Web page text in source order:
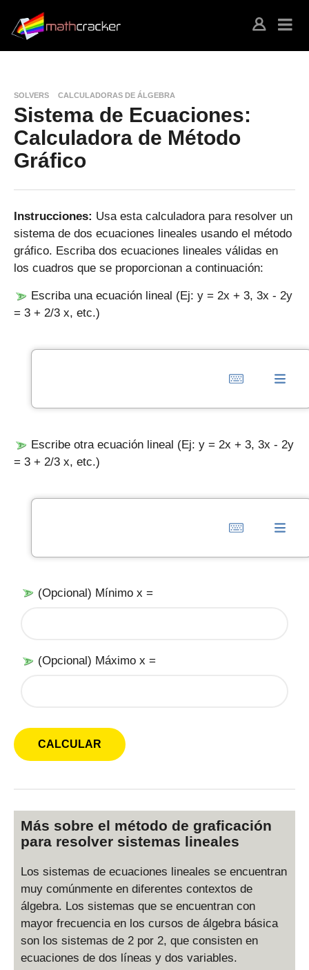
SOLVERS CALCULADORAS DE ÁLGEBRA
Sistema de Ecuaciones:
Calculadora de Método
Gráfico
Instrucciones: Usa esta calculadora para resolver un
sistema de dos ecuaciones lineales usando el método
gráfico. Escriba dos ecuaciones lineales válidas en
los cuadros que se proporcionan a continuación:
Escriba una ecuación lineal (Ej: y = 2x + 3, 3x - 2y
= 3 + 2/3 x, etc.)
Escribe otra ecuación lineal (Ej: y = 2x + 3, 3x - 2y
= 3 + 2/3 x, etc.)
(Opcional) Mínimo x =
(Opcional) Máximo x =
Más sobre el método de graficación
para resolver sistemas lineales
Los sistemas de ecuaciones lineales se encuentran
muy comúnmente en diferentes contextos de
álgebra. Los sistemas que se encuentran con
mayor frecuencia en los cursos de álgebra básica
son los sistemas de 2 por 2, que consisten en
ecuaciones de dos líneas y dos variables.